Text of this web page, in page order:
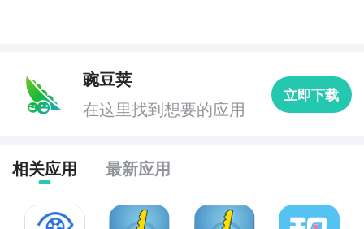
豌豆荚
在这里找到想要的应用
立即下载
相关应用 最新应用